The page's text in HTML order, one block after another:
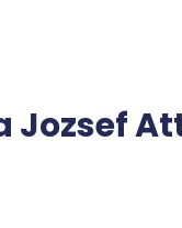
Jozsef